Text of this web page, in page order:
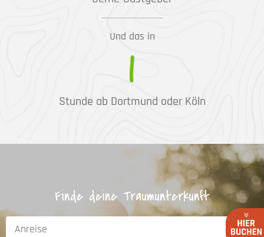
Und das in
1
Stunde ab Dortmund oder Köln
Finde deine Traumunterkunft